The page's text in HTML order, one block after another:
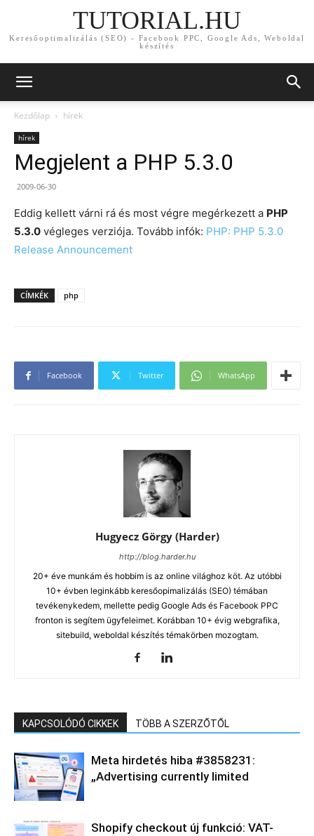
TUTORIAL.HU
Keresőoptimalizálás (SEO) - Facebook PPC, Google Ads, Weboldal
készítés
Kezdőlap hírek
hírek
Megjelent a PHP 5.3.0
2009-06-30
Eddig kellett várni rá és most végre megérkezett a PHP
5.3.0 végleges verziója. Tovább infók: PHP: PHP 5.3.0
Release Announcement
CÍMKÉK php
Facebook Twitter WhatsApp
Hugyecz Görgy (Harder)
http://blog.harder.hu
20+ éve munkám és hobbim is az online világhoz köt. Az utóbbi
10+ évben leginkább keresőopimalizálás (SEO) témában
tevékenykedem, mellette pedig Google Ads és Facebook PPC
fronton is segítem ügyfeleimet. Korábban 10+ évig webgrafika,
sitebuild, weboldal készítés témakörben mozogtam.
KAPCSOLÓDÓ CIKKEK TÖBB A SZERZŐTŐL
Meta hirdetés hiba #3858231:
„Advertising currently limited
Shopify checkout új funkció: VAT-